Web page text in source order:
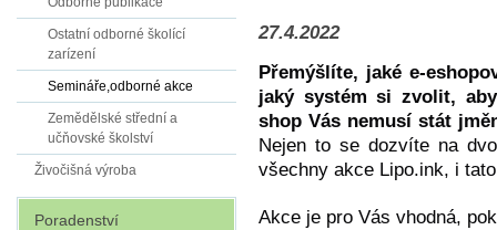
27.4.2022
Přemýšlíte, jaké e-
jaký systém si zvolit,
shop Vás nemusí stát
Nejen to se dozvíte na
všechny akce Lipo.ink, i
Akce je pro Vás vhodná,
Ostatní odborné školící
zarízení
Semináře,odborné akce
Zemědělské střední a
učňovské školství
Živočišná výroba
Poradenství